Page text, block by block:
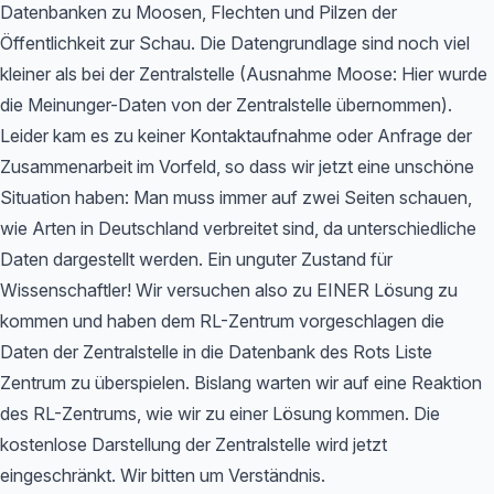
Datenbanken zu Moosen, Flechten und Pilzen der
Öffentlichkeit zur Schau. Die Datengrundlage sind noch viel
kleiner als bei der Zentralstelle (Ausnahme Moose: Hier wurde
die Meinunger-Daten von der Zentralstelle übernommen).
Leider kam es zu keiner Kontaktaufnahme oder Anfrage der
Zusammenarbeit im Vorfeld, so dass wir jetzt eine unschöne
Situation haben: Man muss immer auf zwei Seiten schauen,
wie Arten in Deutschland verbreitet sind, da unterschiedliche
Daten dargestellt werden. Ein unguter Zustand für
Wissenschaftler! Wir versuchen also zu EINER Lösung zu
kommen und haben dem RL-Zentrum vorgeschlagen die
Daten der Zentralstelle in die Datenbank des Rots Liste
Zentrum zu überspielen. Bislang warten wir auf eine Reaktion
des RL-Zentrums, wie wir zu einer Lösung kommen. Die
kostenlose Darstellung der Zentralstelle wird jetzt
eingeschränkt. Wir bitten um Verständnis.